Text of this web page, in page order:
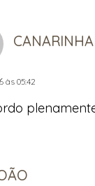
CANARINHA
às 05:42